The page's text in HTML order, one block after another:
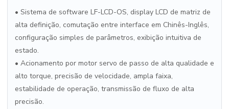
• Sistema de software LF-LCD-OS, display LCD de matriz de
alta definição, comutação entre interface em Chinês-Inglês,
configuração simples de parâmetros, exibição intuitiva de
estado.
• Acionamento por motor servo de passo de alta qualidade e
alto torque, precisão de velocidade, ampla faixa,
estabilidade de operação, transmissão de fluxo de alta
precisão.